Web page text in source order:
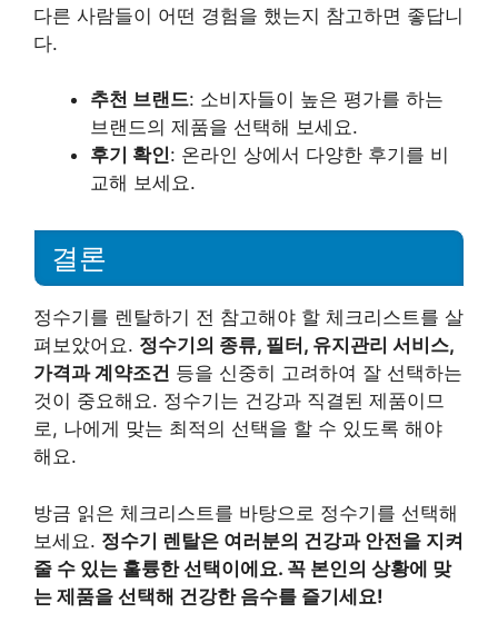
다른 사람들이 어떤 경험을 했는지 참고하면 좋답니
다.
추천 브랜드: 소비자들이 높은 평가를 하는
브랜드의 제품을 선택해 보세요.
후기 확인: 온라인 상에서 다양한 후기를 비
교해 보세요.
결론
정수기를 렌탈하기 전 참고해야 할 체크리스트를 살
펴보았어요. 정수기의 종류, 필터, 유지관리 서비스,
가격과 계약조건 등을 신중히 고려하여 잘 선택하는
것이 중요해요. 정수기는 건강과 직결된 제품이므
로, 나에게 맞는 최적의 선택을 할 수 있도록 해야
해요.
방금 읽은 체크리스트를 바탕으로 정수기를 선택해
보세요. 정수기 렌탈은 여러분의 건강과 안전을 지켜
줄 수 있는 훌륭한 선택이에요. 꼭 본인의 상황에 맞
는 제품을 선택해 건강한 음수를 즐기세요!